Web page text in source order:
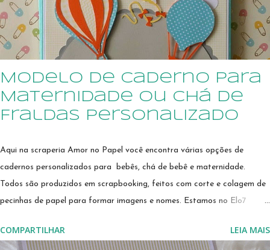
cozinha e ao seu gosto. Miolo impresso em gráfica, em papel de alta
qualidade. Consulte todos os preços e confira todos os modelos de
cadernos de receitas pe...
Modelo de caderno para
Maternidade ou Chá de
Fraldas personalizado
Aqui na scraperia Amor no Papel você encontra várias opções de
cadernos personalizados para bebês, chá de bebê e maternidade.
Todos são produzidos em scrapbooking, feitos com corte e colagem de
pecinhas de papel para formar imagens e nomes. Estamos no Elo7
positivas, disponíveis para consultas em
COMPARTILHAR LEIA MAIS